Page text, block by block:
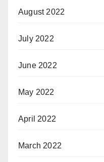
August 2022
July 2022
June 2022
May 2022
April 2022
March 2022